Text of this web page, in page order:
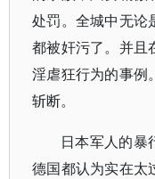
处罚。全城中无论
都被奸污了。并且
淫虐狂行为的事例
斩断。
日本军人的暴
德国都认为实在太